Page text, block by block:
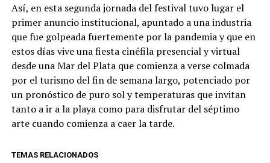
Así, en esta segunda jornada del festival tuvo lugar el
primer anuncio institucional, apuntado a una industria
que fue golpeada fuertemente por la pandemia y que en
estos días vive una fiesta cinéfila presencial y virtual
desde una Mar del Plata que comienza a verse colmada
por el turismo del fin de semana largo, potenciado por
un pronóstico de puro sol y temperaturas que invitan
tanto a ir a la playa como para disfrutar del séptimo
arte cuando comienza a caer la tarde.
TEMAS RELACIONADOS